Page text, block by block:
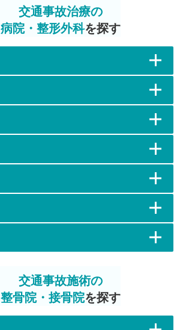
交通事故治療の
病院・整形外科を探す
交通事故施術の
整骨院・接骨院を探す